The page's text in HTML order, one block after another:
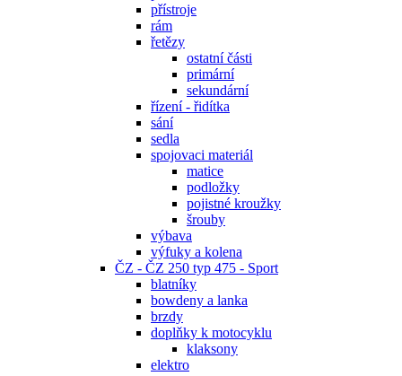
přístroje
rám
řetězy
ostatní části
primární
sekundární
řízení - řidítka
sání
sedla
spojovaci materiál
matice
podložky
pojistné kroužky
šrouby
výbava
výfuky a kolena
ČZ - ČZ 250 typ 475 - Sport
blatníky
bowdeny a lanka
brzdy
doplňky k motocyklu
klaksony
elektro